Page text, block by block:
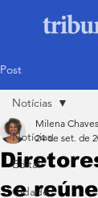
Post
Notícias
Edital
Cidade
Notícias
se
Milena Chaves
24 de set. de